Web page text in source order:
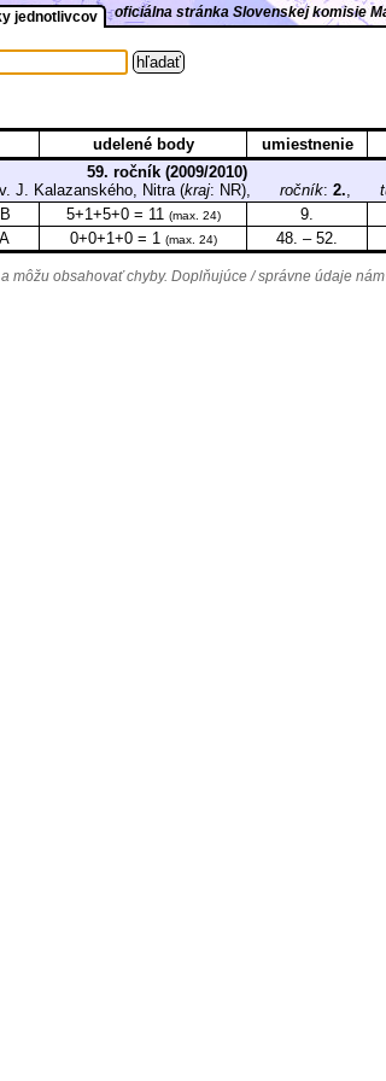
jednotlivcov oficiálna stránka Slovenskej komisie
udelené body umiestnenie
59. ročník (2009/2010)
J. Kalazanského, Nitra (kraj: NR), ročník: 2.,
5+1+5+0 = 11 (max. 24) 9.
0+0+1+0 = 1 (max. 24) 48. – 52.
môžu obsahovať chyby. Doplňujúce / správne údaje